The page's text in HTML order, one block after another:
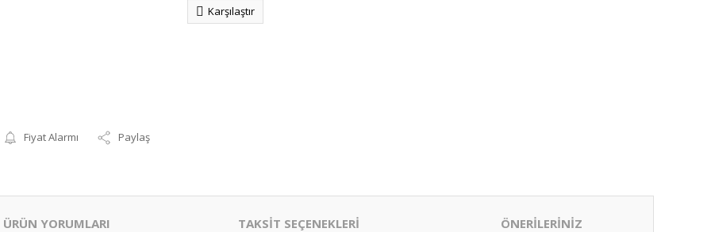
Fiyat Alarmı Paylaş
Karşılaştır
ÜRÜN YORUMLARI TAKSİT SEÇENEKLERİ ÖNERİLERİNİZ